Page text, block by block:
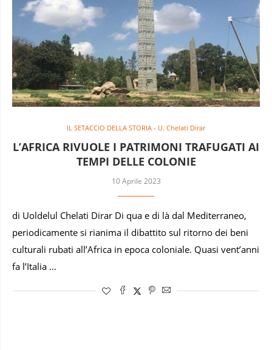
IL SETACCIO DELLA STORIA - U. Chelati Dirar
L’AFRICA RIVUOLE I PATRIMONI TRAFUGATI AI
TEMPI DELLE COLONIE
10 Aprile 2023
di Uoldelul Chelati Dirar Di qua e di là dal Mediterraneo,
periodicamente si rianima il dibattito sul ritorno dei beni
culturali rubati all’Africa in epoca coloniale. Quasi vent’anni
fa l’Italia …